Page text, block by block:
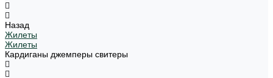
Назад
Жилеты
Жилеты
Кардиганы джемперы свитеры